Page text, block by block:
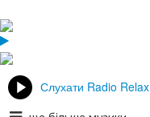
Слухати Radio Relax